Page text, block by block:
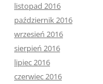
listopad 2016
październik 2016
wrzesień 2016
sierpień 2016
lipiec 2016
czerwiec 2016